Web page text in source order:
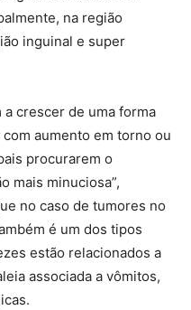
na região
inguinal e super
a crescer de uma forma
aumento em torno ou
procurarem o
mais minuciosa”,
no caso de tumores no
é um dos tipos
estão relacionados a
associada a vômitos,